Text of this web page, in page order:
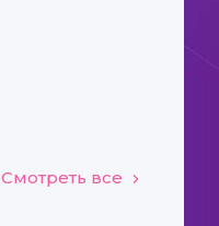
Смотреть все